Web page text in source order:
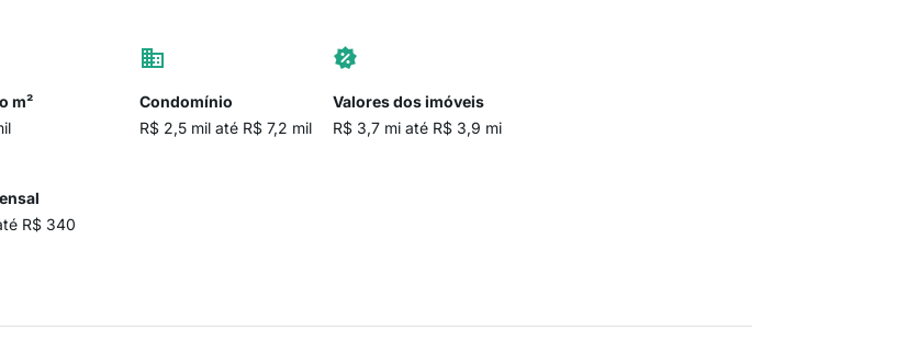
m²
Condomínio
R$ 2,5 mil até R$ 7,2 mil
Valores dos imóveis
R$ 3,7 mi até R$ 3,9 mi
R$ 340